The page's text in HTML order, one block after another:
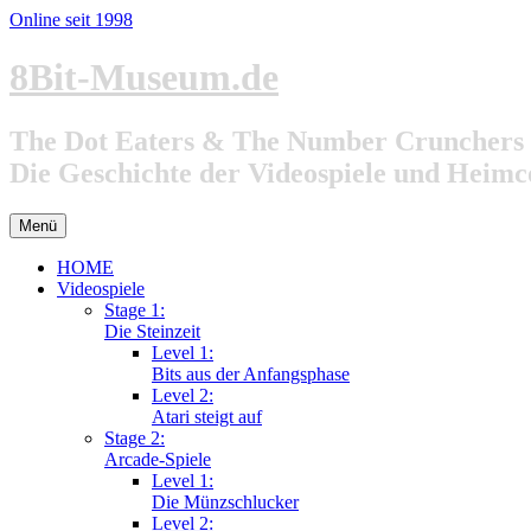
Online seit 1998
Zum
Inhalt
8Bit-Museum.de
The Dot Eaters & The Number Crunchers
Die Geschichte der Videospiele und
Menü
HOME
Videospiele
Stage 1:
Die Steinzeit
Level 1:
Bits aus der Anfangsphase
Level 2:
Atari steigt auf
Stage 2:
Arcade-Spiele
Level 1:
Die Münzschlucker
Level 2: